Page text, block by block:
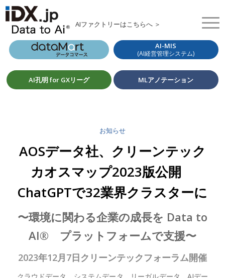
AIファクトリーはこちらへ ＞
AI-MIS
(AI経営管理システム)
AI孔明 for GXリーグ MLアノテーション
お知らせ
AOSデータ社、クリーンテック
カオスマップ2023版公開
ChatGPTで32業界クラスターに
〜環境に関わる企業の成長を Data to
AI® プラットフォームで支援〜
2023年12月7日クリーンテックフォーラム開催